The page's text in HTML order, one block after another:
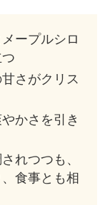
ープルシロ
さがクリス
かさを引き
れつつも、
食事とも相